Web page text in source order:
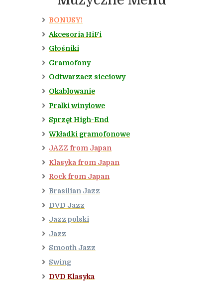
BONUSY!
Akcesoria HiFi
Głośniki
Gramofony
Odtwarzacz sieciowy
Okablowanie
Pralki winylowe
Sprzęt High-End
Wkładki gramofonowe
JAZZ from Japan
Klasyka from Japan
Rock from Japan
Brasilian Jazz
DVD Jazz
Jazz polski
Jazz
Smooth Jazz
Swing
DVD Klasyka